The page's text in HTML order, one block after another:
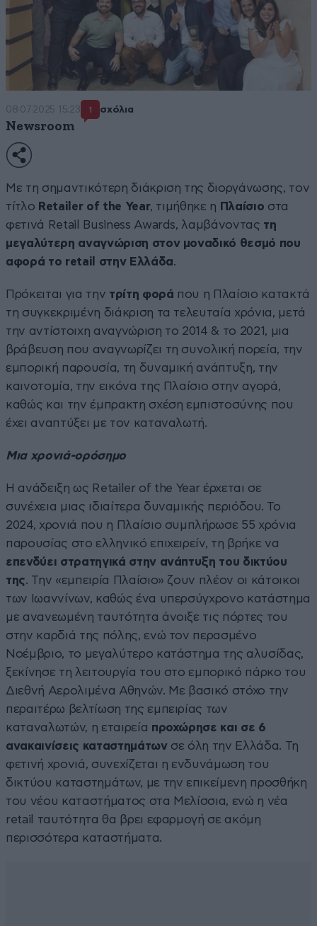
08·07·2025 15:23 1 σχόλια
Newsroom
Με τη σημαντικότερη διάκριση της διοργάνωσης, τον
τίτλο Retailer of the Year, τιμήθηκε η Πλαίσιο στα
φετινά Retail Business Awards, λαμβάνοντας τη
μεγαλύτερη αναγνώριση στον μοναδικό θεσμό που
αφορά το retail στην Ελλάδα.
Πρόκειται για την τρίτη φορά που η Πλαίσιο κατακτά
τη συγκεκριμένη διάκριση τα τελευταία χρόνια, μετά
την αντίστοιχη αναγνώριση το 2014 & το 2021, μια
βράβευση που αναγνωρίζει τη συνολική πορεία, την
εμπορική παρουσία, τη δυναμική ανάπτυξη, την
καινοτομία, την εικόνα της Πλαίσιο στην αγορά,
καθώς και την έμπρακτη σχέση εμπιστοσύνης που
έχει αναπτύξει με τον καταναλωτή.
Μια χρονιά-ορόσημο
Η ανάδειξη ως Retailer of the Year έρχεται σε
συνέχεια μιας ιδιαίτερα δυναμικής περιόδου. Το
2024, χρονιά που η Πλαίσιο συμπλήρωσε 55 χρόνια
παρουσίας στο ελληνικό επιχειρείν, τη βρήκε να
επενδύει στρατηγικά στην ανάπτυξη του δικτύου
της. Την «εμπειρία Πλαίσιο» ζουν πλέον οι κάτοικοι
των Ιωαννίνων, καθώς ένα υπερσύγχρονο κατάστημα
με ανανεωμένη ταυτότητα άνοιξε τις πόρτες του
στην καρδιά της πόλης, ενώ τον περασμένο
Νοέμβριο, το μεγαλύτερο κατάστημα της αλυσίδας,
ξεκίνησε τη λειτουργία του στο εμπορικό πάρκο του
Διεθνή Αερολιμένα Αθηνών. Με βασικό στόχο την
περαιτέρω βελτίωση της εμπειρίας των
καταναλωτών, η εταιρεία προχώρησε και σε 6
ανακαινίσεις καταστημάτωνσε όλη την Ελλάδα. Τη
φετινή χρονιά, συνεχίζεται η ενδυνάμωση του
δικτύου καταστημάτων, με την επικείμενη προσθήκη
του νέου καταστήματος στα Μελίσσια, ενώ η νέα
retail ταυτότητα θα βρει εφαρμογή σε ακόμη
περισσότερα καταστήματα.